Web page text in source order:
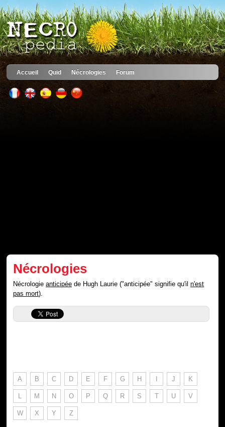
Accueil Quid Nécrologies Forum
Nécrologies
Nécrologieanticipée de Hugh Laurie ("anticipée" signifie qu'iln'est
pas mort).
A B C D E F G H I J K
L M N O P Q R S T U V
W X Y Z